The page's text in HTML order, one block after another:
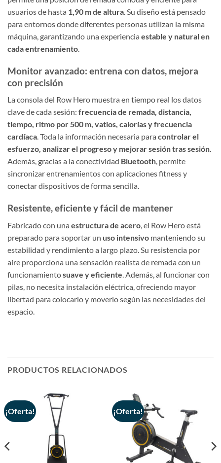
usuarios de hasta 1,90 m de altura . Su diseño está pensado
para entornos donde diferentes personas utilizan la misma
máquina, garantizando una experiencia estable y natural en
cada entrenamiento
Monitor avanzado: entrena con datos, mejora
con precisión
La consola del Row Hero muestra en tiempo real los datos
clave de cada sesión: frecuencia de remada, distancia,
tiempo, ritmo por 500 m, vatios, calorías y frecuencia
cardíaca. Toda la información necesaria para controlar el
esfuerzo, analizar el progreso y mejorar sesión tras sesión.
Además, gracias a la conectividad Bluetooth, permite
sincronizar entrenamientos con aplicaciones fitness y
conectar dispositivos de forma sencilla.
Resistente, eficiente y fácil de mantener
Fabricado con una estructura de acero , el Row Hero está
preparado para soportar un uso intensivo manteniendo su
estabilidad y rendimiento a largo plazo. Su resistencia por
aire proporciona una sensación realista de remada con un
funcionamientosuave y eficiente . Además, al funcionar con
pilas, no necesita instalación eléctrica, ofreciendo mayor
libertad para colocarlo y moverlo según las necesidades del
espacio.
PRODUCTOS RELACIONADOS
¡Oferta! ¡Oferta!